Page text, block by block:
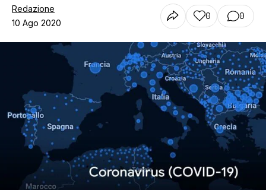
Contatti
Redazione
10 Ago 2020
0 0